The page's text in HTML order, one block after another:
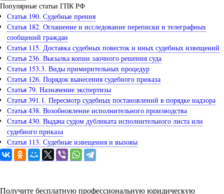
Популярные статьи ГПК РФ
Статья 190. Судебные прения
Статья 182. Оглашение и исследование переписки и телеграфных
сообщений граждан
Статья 115. Доставка судебных повесток и иных судебных извещений
Статья 236. Высылка копии заочного решения суда
Статья 153.3. Виды примирительных процедур
Статья 126. Порядок вынесения судебного приказа
Статья 79. Назначение экспертизы
Статья 391.1. Пересмотр судебных постановлений в порядке надзора
Статья 438. Возобновление исполнительного производства
Статья 430. Выдача судом дубликата исполнительного листа или
судебного приказа
Статья 113. Судебные извещения и вызовы
Получите бесплатную профессиональную юридическую